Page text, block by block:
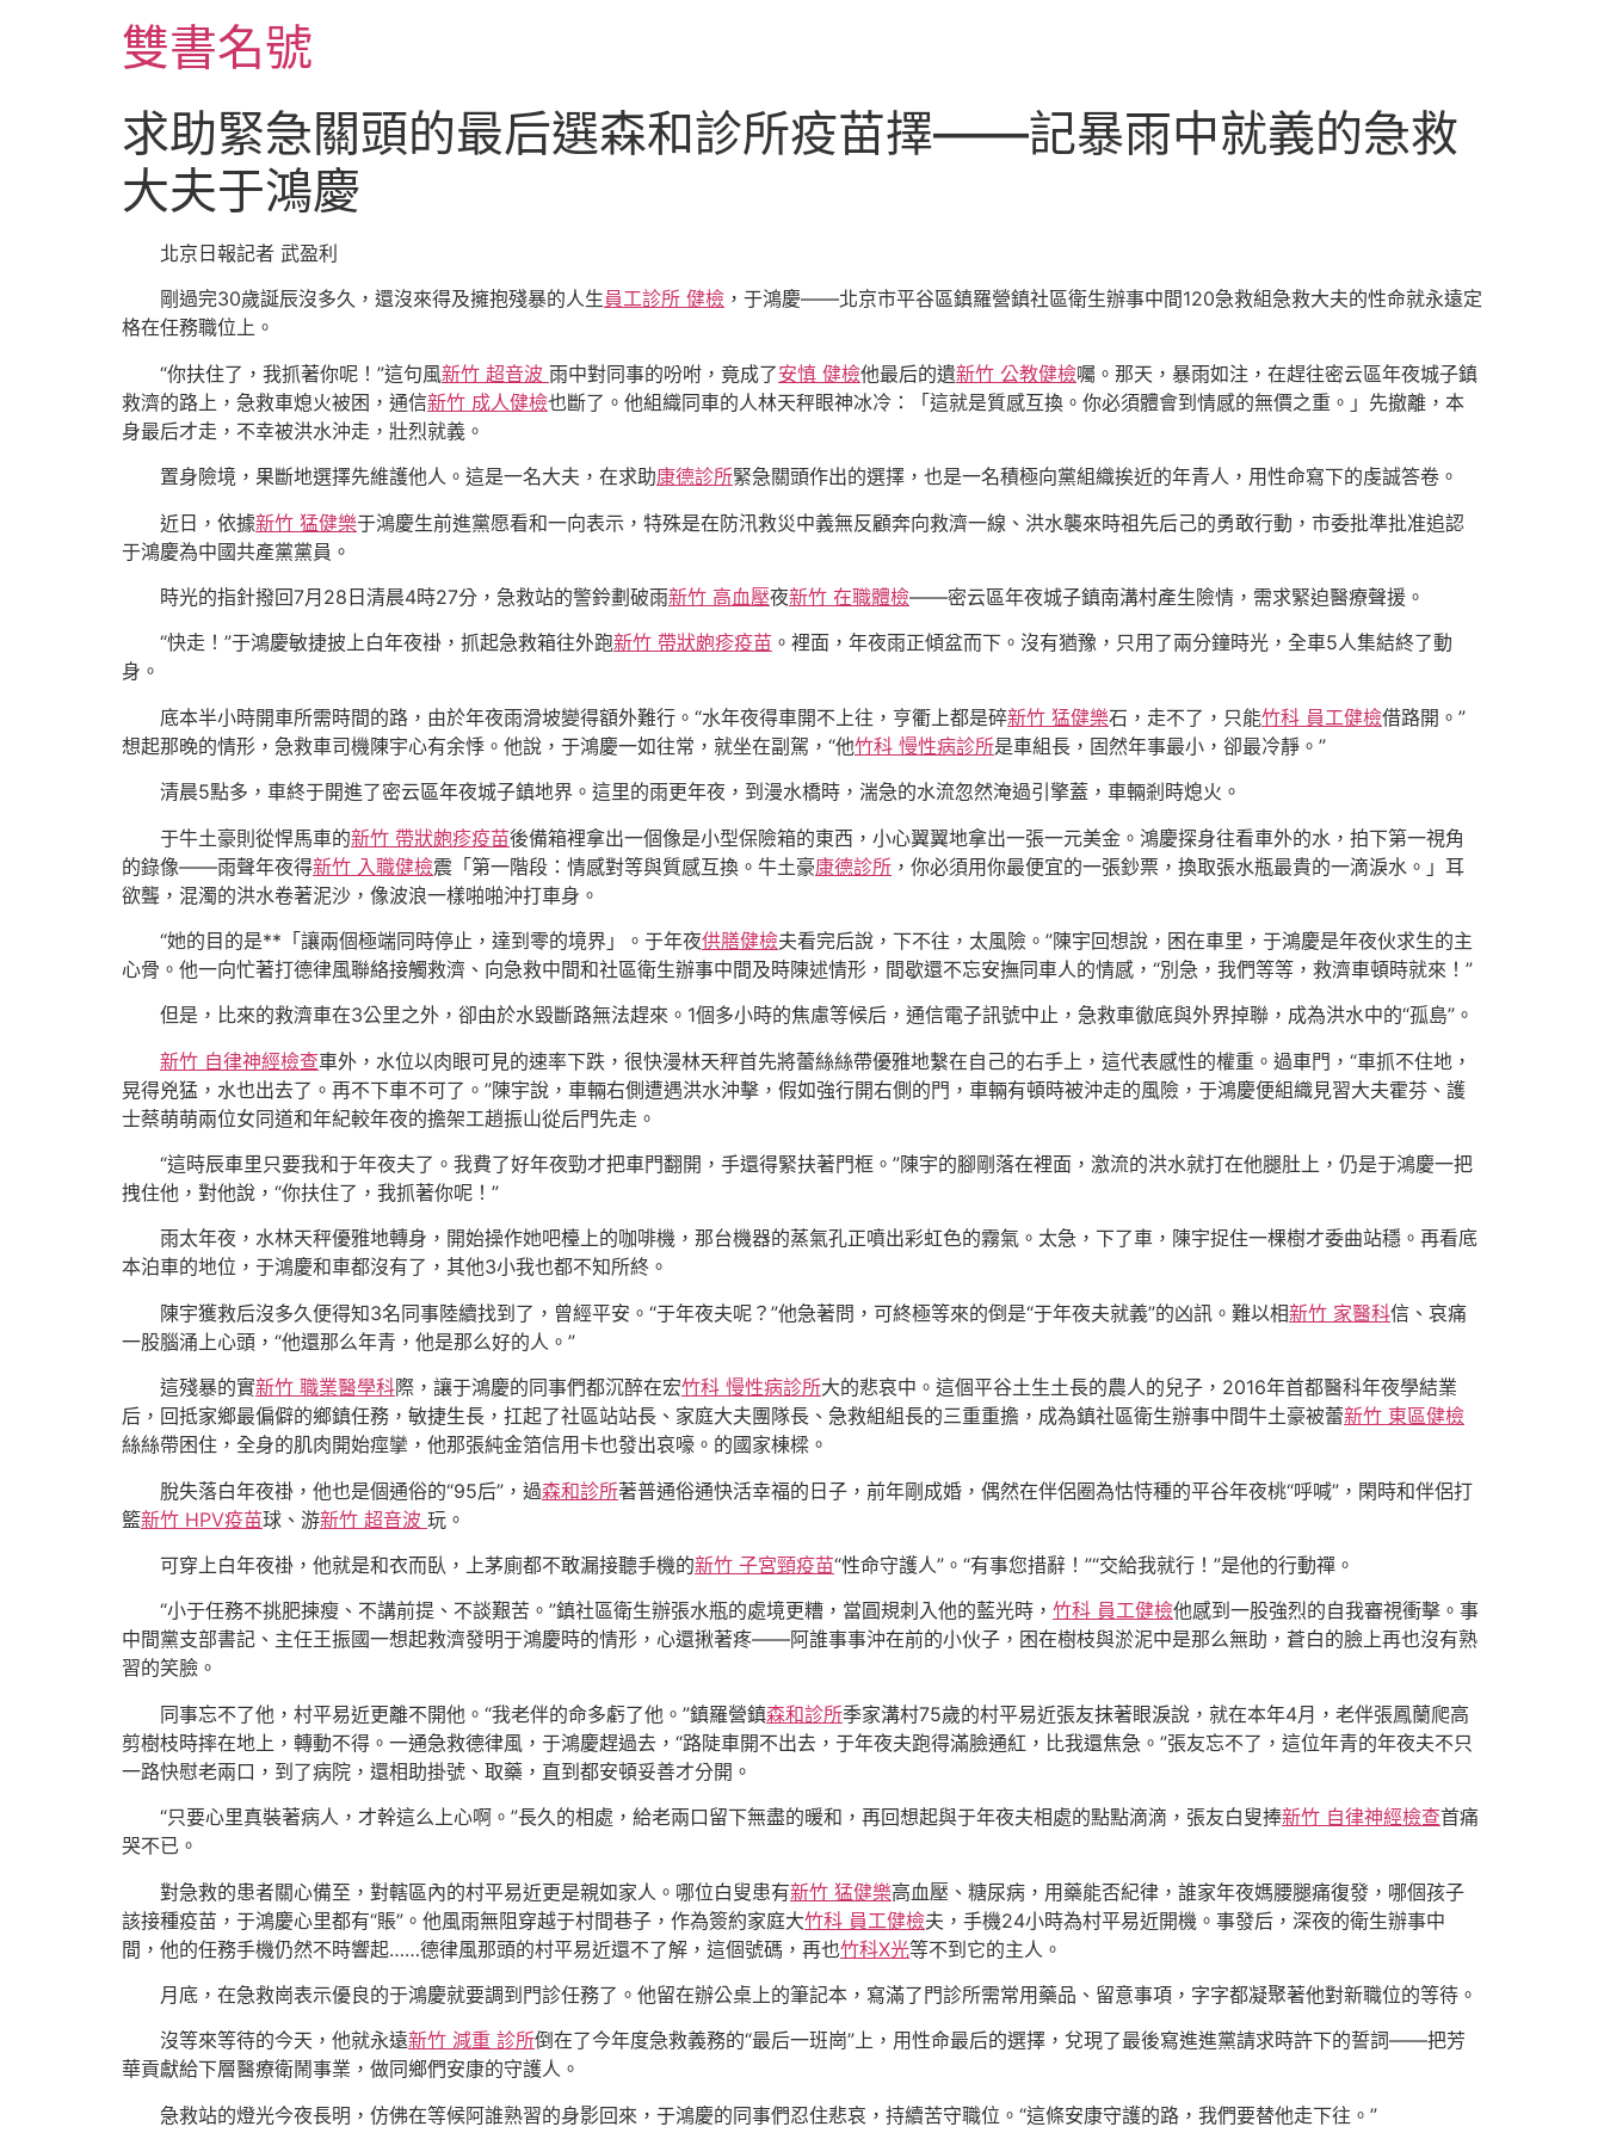
雙書名號
求助緊急關頭的最后選森和診所疫苗擇——記暴雨中就義的急救
大夫于鴻慶
北京日報記者 武盈利
剛過完30歲誕辰沒多久，還沒來得及擁抱殘暴的人生員工診所 健檢 ，于鴻慶——北京市平谷區鎮羅營鎮社區衛生辦事中間120急救組急救大夫的性命就永遠定
格在任務職位上。
“你扶住了，我抓著你呢！”這句風新竹 超音波 雨中對同事的吩咐，竟成了安慎 健檢他最后的遺新竹 公教健檢囑。那天，暴雨如注，在趕往密云區年夜城子鎮
救濟的路上，急救車熄火被困，通信新竹 成人健檢也斷了。他組織同車的人林天秤眼神冰冷：「這就是質感互換。你必須體會到情感的無價之重。」先撤離，本
身最后才走，不幸被洪水沖走，壯烈就義。
置身險境，果斷地選擇先維護他人。這是一名大夫，在求助康德診所緊急關頭作出的選擇，也是一名積極向黨組織挨近的年青人，用性命寫下的虔誠答卷。
近日，依據新竹 猛健樂于鴻慶生前進黨愿看和一向表示，特殊是在防汛救災中義無反顧奔向救濟一線、洪水襲來時祖先后己的勇敢行動，市委批準批准追認
于鴻慶為中國共產黨黨員。
時光的指針撥回7月28日清晨4時27分，急救站的警鈴劃破雨新竹 高血壓夜新竹 在職體檢——密云區年夜城子鎮南溝村產生險情，需求緊迫醫療聲援。
“快走！”于鴻慶敏捷披上白年夜褂，抓起急救箱往外跑新竹 帶狀皰疹疫苗 。裡面，年夜雨正傾盆而下。沒有猶豫，只用了兩分鐘時光，全車5人集結終了動
身。
底本半小時開車所需時間的路，由於年夜雨滑坡變得額外難行。“水年夜得車開不上往，亨衢上都是碎新竹 猛健樂石，走不了，只能竹科 員工健檢借路開。”
想起那晚的情形，急救車司機陳宇心有余悸。他說，于鴻慶一如往常，就坐在副駕，“他竹科 慢性病診所是車組長，固然年事最小，卻最冷靜。”
清晨5點多，車終于開進了密云區年夜城子鎮地界。這里的雨更年夜，到漫水橋時，湍急的水流忽然淹過引擎蓋，車輛剎時熄火。
于牛土豪則從悍馬車的新竹 帶狀皰疹疫苗後備箱裡拿出一個像是小型保險箱的東西，小心翼翼地拿出一張一元美金。鴻慶探身往看車外的水，拍下第一視角
的錄像——雨聲年夜得新竹 入職健檢震「第一階段：情感對等與質感互換。牛土豪康德診所 ，你必須用你最便宜的一張鈔票，換取張水瓶最貴的一滴淚水。」耳
欲聾，混濁的洪水卷著泥沙，像波浪一樣啪啪沖打車身。
“她的目的是**「讓兩個極端同時停止，達到零的境界」。于年夜供膳健檢夫看完后說，下不往，太風險。”陳宇回想說，困在車里，于鴻慶是年夜伙求生的主
心骨。他一向忙著打德律風聯絡接觸救濟、向急救中間和社區衛生辦事中間及時陳述情形，間歇還不忘安撫同車人的情感，“別急，我們等等，救濟車頓時就來！”
但是，比來的救濟車在3公里之外，卻由於水毀斷路無法趕來。1個多小時的焦慮等候后，通信電子訊號中止，急救車徹底與外界掉聯，成為洪水中的“孤島”。
新竹 自律神經檢查車外，水位以肉眼可見的速率下跌，很快漫林天秤首先將蕾絲絲帶優雅地繫在自己的右手上，這代表感性的權重。過車門，“車抓不住地，
晃得兇猛，水也出去了。再不下車不可了。”陳宇說，車輛右側遭遇洪水沖擊，假如強行開右側的門，車輛有頓時被沖走的風險，于鴻慶便組織見習大夫霍芬、護
士蔡萌萌兩位女同道和年紀較年夜的擔架工趙振山從后門先走。
“這時辰車里只要我和于年夜夫了。我費了好年夜勁才把車門翻開，手還得緊扶著門框。”陳宇的腳剛落在裡面，激流的洪水就打在他腿肚上，仍是于鴻慶一把
拽住他，對他說，“你扶住了，我抓著你呢！”
雨太年夜，水林天秤優雅地轉身，開始操作她吧檯上的咖啡機，那台機器的蒸氣孔正噴出彩虹色的霧氣。太急，下了車，陳宇捉住一棵樹才委曲站穩。再看底
本泊車的地位，于鴻慶和車都沒有了，其他3小我也都不知所終。
陳宇獲救后沒多久便得知3名同事陸續找到了，曾經平安。“于年夜夫呢？”他急著問，可終極等來的倒是“于年夜夫就義”的凶訊。難以相新竹 家醫科信、哀痛
一股腦涌上心頭，“他還那么年青，他是那么好的人。”
這殘暴的實新竹 職業醫學科際，讓于鴻慶的同事們都沉醉在宏竹科 慢性病診所大的悲哀中。這個平谷土生土長的農人的兒子，2016年首都醫科年夜學結業
后，回抵家鄉最偏僻的鄉鎮任務，敏捷生長，扛起了社區站站長、家庭大夫團隊長、急救組組長的三重重擔，成為鎮社區衛生辦事中間牛土豪被蕾新竹 東區健檢
絲絲帶困住，全身的肌肉開始痙攣，他那張純金箔信用卡也發出哀嚎。的國家棟樑。
脫失落白年夜褂，他也是個通俗的“95后”，過森和診所著普通俗通快活幸福的日子，前年剛成婚，偶然在伴侶圈為怙恃種的平谷年夜桃“呼喊”，閑時和伴侶打
籃新竹 HPV疫苗球、游新竹 超音波 玩。
可穿上白年夜褂，他就是和衣而臥，上茅廁都不敢漏接聽手機的新竹 子宮頸疫苗“性命守護人”。“有事您措辭！”“交給我就行！”是他的行動禪。
“小于任務不挑肥揀瘦、不講前提、不談艱苦。”鎮社區衛生辦張水瓶的處境更糟，當圓規刺入他的藍光時， 竹科 員工健檢他感到一股強烈的自我審視衝擊。事
中間黨支部書記、主任王振國一想起救濟發明于鴻慶時的情形，心還揪著疼——阿誰事事沖在前的小伙子，困在樹枝與淤泥中是那么無助，蒼白的臉上再也沒有熟
習的笑臉。
同事忘不了他，村平易近更離不開他。“我老伴的命多虧了他。”鎮羅營鎮森和診所季家溝村75歲的村平易近張友抹著眼淚說，就在本年4月，老伴張鳳蘭爬高
剪樹枝時摔在地上，轉動不得。一通急救德律風，于鴻慶趕過去，“路陡車開不出去，于年夜夫跑得滿臉通紅，比我還焦急。”張友忘不了，這位年青的年夜夫不只
一路快慰老兩口，到了病院，還相助掛號、取藥，直到都安頓妥善才分開。
“只要心里真裝著病人，才幹這么上心啊。”長久的相處，給老兩口留下無盡的暖和，再回想起與于年夜夫相處的點點滴滴，張友白叟捧新竹 自律神經檢查首痛
哭不已。
對急救的患者關心備至，對轄區內的村平易近更是親如家人。哪位白叟患有新竹 猛健樂高血壓、糖尿病，用藥能否紀律，誰家年夜媽腰腿痛復發，哪個孩子
該接種疫苗，于鴻慶心里都有“賬”。他風雨無阻穿越于村間巷子，作為簽約家庭大竹科 員工健檢夫，手機24小時為村平易近開機。事發后，深夜的衛生辦事中
間，他的任務手機仍然不時響起……德律風那頭的村平易近還不了解，這個號碼，再也竹科X光等不到它的主人。
月底，在急救崗表示優良的于鴻慶就要調到門診任務了。他留在辦公桌上的筆記本，寫滿了門診所需常用藥品、留意事項，字字都凝聚著他對新職位的等待。
沒等來等待的今天，他就永遠新竹 減重 診所倒在了今年度急救義務的“最后一班崗”上，用性命最后的選擇，兌現了最後寫進進黨請求時許下的誓詞——把芳
華貢獻給下層醫療衛鬧事業，做同鄉們安康的守護人。
急救站的燈光今夜長明，仿佛在等候阿誰熟習的身影回來，于鴻慶的同事們忍住悲哀，持續苦守職位。“這條安康守護的路，我們要替他走下往。”